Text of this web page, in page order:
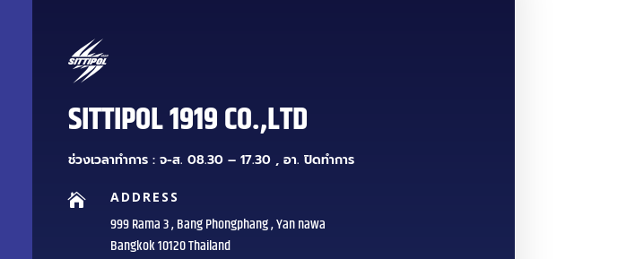
SITTIPOL 1919 CO.,LTD
ช่วงเวลาทำการ : จ-ส. 08.30 – 17.30 , อา. ปิดทำการ
 ADDRESS
999 Rama 3 , Bang Phongphang , Yan nawa
Bangkok 10120 Thailand